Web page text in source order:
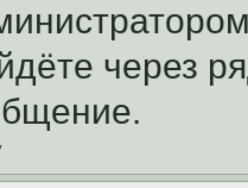
через